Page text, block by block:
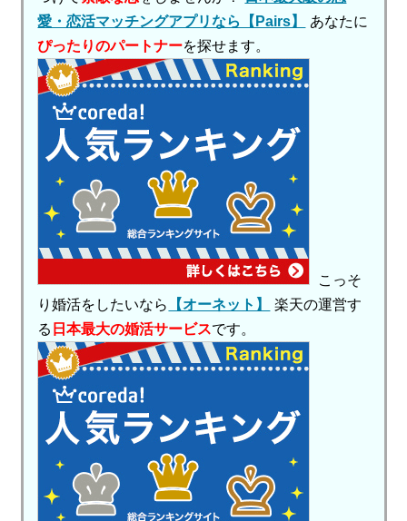
愛・恋活マッチングアプリなら【Pairs】
あなたに
ぴったりのパートナーを探せます。
こっそ
り婚活をしたいなら
【オーネット】
楽天の運営す
る 日本最大の婚活サービスです。